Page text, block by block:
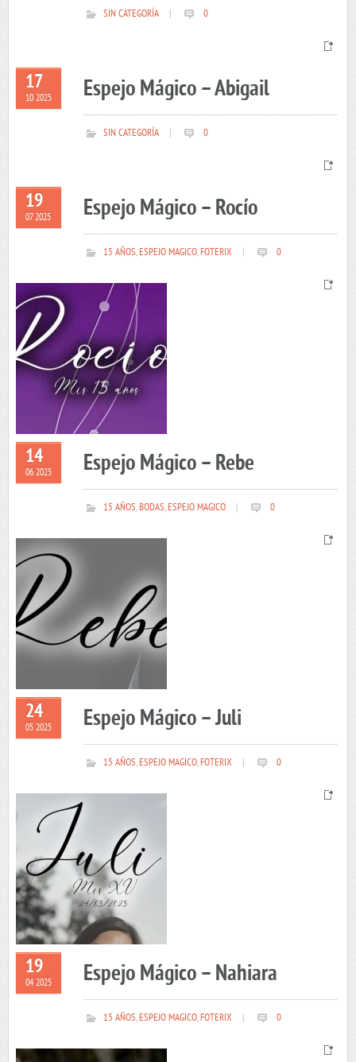
SIN CATEGORÍA 0
17
10 2025 Espejo Mágico – Abigail
SIN CATEGORÍA 0
19
07 2025 Espejo Mágico – Rocío
15 AÑOS,ESPEJO MAGICO,FOTERIX 0
14
06 2025 Espejo Mágico – Rebe
15 AÑOS,BODAS,ESPEJO MAGICO 0
24
05 2025 Espejo Mágico – Juli
15 AÑOS,ESPEJO MAGICO,FOTERIX 0
19
04 2025 Espejo Mágico – Nahiara
15 AÑOS,ESPEJO MAGICO,FOTERIX 0